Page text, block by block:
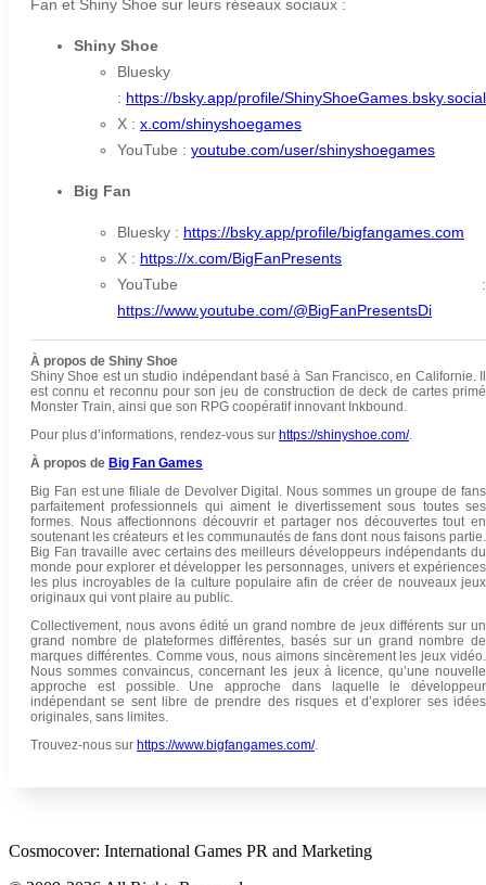
Fan et Shiny Shoe sur leurs réseaux sociaux :
Shiny Shoe
Bluesky
: https://bsky.app/profile/ShinyShoeGames.bsky.social
X : x.com/shinyshoegames
YouTube : youtube.com/user/shinyshoegames
Big Fan
Bluesky : https://bsky.app/profile/bigfangames.com
X : https://x.com/BigFanPresents
YouTube :
https://www.youtube.com/@BigFanPresentsDi
À propos de Shiny Shoe
Shiny Shoe est un studio indépendant basé à San Francisco, en Californie. Il
est connu et reconnu pour son jeu de construction de deck de cartes primé
Monster Train, ainsi que son RPG coopératif innovant Inkbound.
Pour plus d’informations, rendez-vous sur https://shinyshoe.com/.
À propos de Big Fan Games
Big Fan est une filiale de Devolver Digital. Nous sommes un groupe de fans
parfaitement professionnels qui aiment le divertissement sous toutes ses
formes. Nous affectionnons découvrir et partager nos découvertes tout en
soutenant les créateurs et les communautés de fans dont nous faisons partie.
Big Fan travaille avec certains des meilleurs développeurs indépendants du
monde pour explorer et développer les personnages, univers et expériences
les plus incroyables de la culture populaire afin de créer de nouveaux jeux
originaux qui vont plaire au public.
Collectivement, nous avons édité un grand nombre de jeux différents sur un
grand nombre de plateformes différentes, basés sur un grand nombre de
marques différentes. Comme vous, nous aimons sincèrement les jeux vidéo.
Nous sommes convaincus, concernant les jeux à licence, qu’une nouvelle
approche est possible. Une approche dans laquelle le développeur
indépendant se sent libre de prendre des risques et d’explorer ses idées
originales, sans limites.
Trouvez-nous sur https://www.bigfangames.com/.
Cosmocover: International Games PR and Marketing